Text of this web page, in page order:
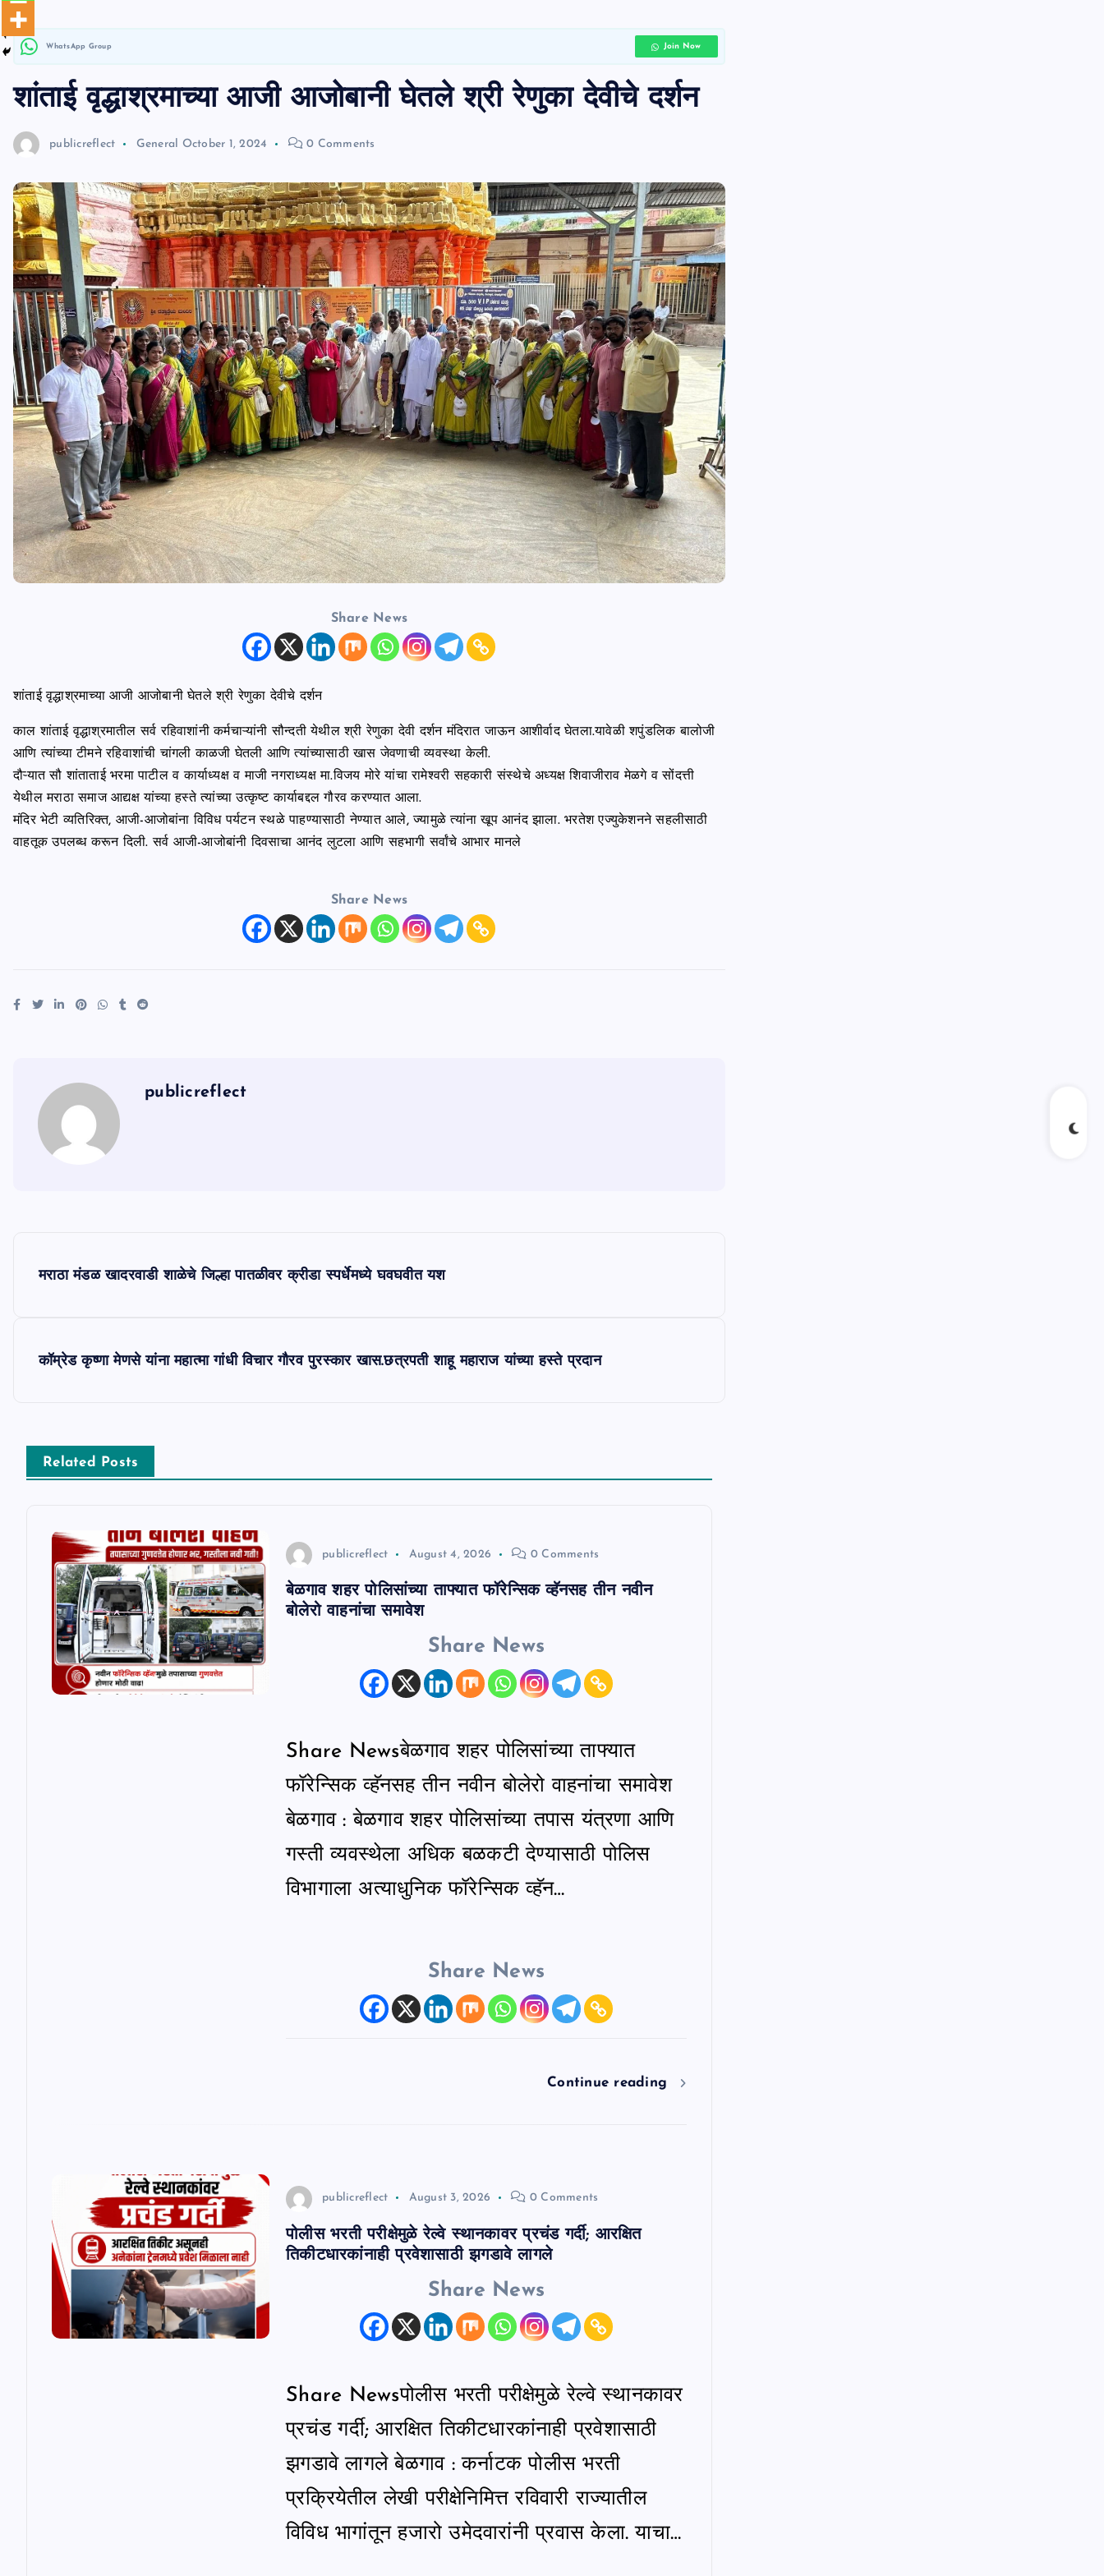
n
t
WhatsApp Group Join Now
शांताई वृद्धाश्रमाच्या आजी आजोबानी घेतले श्री रेणुका देवीचे दर्शन
publicreflect General October 1, 2024 0 Comments
Share News
शांताई वृद्धाश्रमाच्या आजी आजोबानी घेतले श्री रेणुका देवीचे दर्शन
काल शांताई वृद्धाश्रमातील सर्व रहिवाशांनी कर्मचाऱ्यांनी सौन्दती येथील श्री रेणुका देवी दर्शन मंदिरात जाऊन आशीर्वाद घेतला.यावेळी शपुंडलिक बालोजी
आणि त्यांच्या टीमने रहिवाशांची चांगली काळजी घेतली आणि त्यांच्यासाठी खास जेवणाची व्यवस्था केली.
दौऱ्यात सौ शांताताई भरमा पाटील व कार्याध्यक्ष व माजी नगराध्यक्ष मा.विजय मोरे यांचा रामेश्वरी सहकारी संस्थेचे अध्यक्ष शिवाजीराव मेळगे व सोंदत्ती
येथील मराठा समाज आद्यक्ष यांच्या हस्ते त्यांच्या उत्कृष्ट कार्याबद्दल गौरव करण्यात आला.
मंदिर भेटी व्यतिरिक्त, आजी-आजोबांना विविध पर्यटन स्थळे पाहण्यासाठी नेण्यात आले, ज्यामुळे त्यांना खूप आनंद झाला. भरतेश एज्युकेशनने सहलीसाठी
वाहतूक उपलब्ध करून दिली. सर्व आजी-आजोबांनी दिवसाचा आनंद लुटला आणि सहभागी सर्वांचे आभार मानले
Share News
publicreflect
n
a
मराठा मंडळ खादरवाडी शाळेचे जिल्हा पातळीवर क्रीडा स्पर्धेमध्ये घवघवीत यश
कॉम्रेड कृष्णा मेणसे यांना महात्मा गांधी विचार गौरव पुरस्कार खास.छत्रपती शाहू महाराज यांच्या हस्ते प्रदान
Related Posts
publicreflect August 4, 2026 0 Comments
बेळगाव शहर पोलिसांच्या ताफ्यात फॉरेन्सिक व्हॅनसह तीन नवीन
बोलेरो वाहनांचा समावेश
Share News
Share Newsबेळगाव शहर पोलिसांच्या ताफ्यात
फॉरेन्सिक व्हॅनसह तीन नवीन बोलेरो वाहनांचा समावेश
बेळगाव : बेळगाव शहर पोलिसांच्या तपास यंत्रणा आणि
गस्ती व्यवस्थेला अधिक बळकटी देण्यासाठी पोलिस
विभागाला अत्याधुनिक फॉरेन्सिक व्हॅन…
Share News
Continue reading
publicreflect August 3, 2026 0 Comments
पोलीस भरती परीक्षेमुळे रेल्वे स्थानकावर प्रचंड गर्दी; आरक्षित
तिकीटधारकांनाही प्रवेशासाठी झगडावे लागले
Share News
Share Newsपोलीस भरती परीक्षेमुळे रेल्वे स्थानकावर
प्रचंड गर्दी; आरक्षित तिकीटधारकांनाही प्रवेशासाठी
झगडावे लागले बेळगाव : कर्नाटक पोलीस भरती
प्रक्रियेतील लेखी परीक्षेनिमित्त रविवारी राज्यातील
विविध भागांतून हजारो उमेदवारांनी प्रवास केला. याचा…